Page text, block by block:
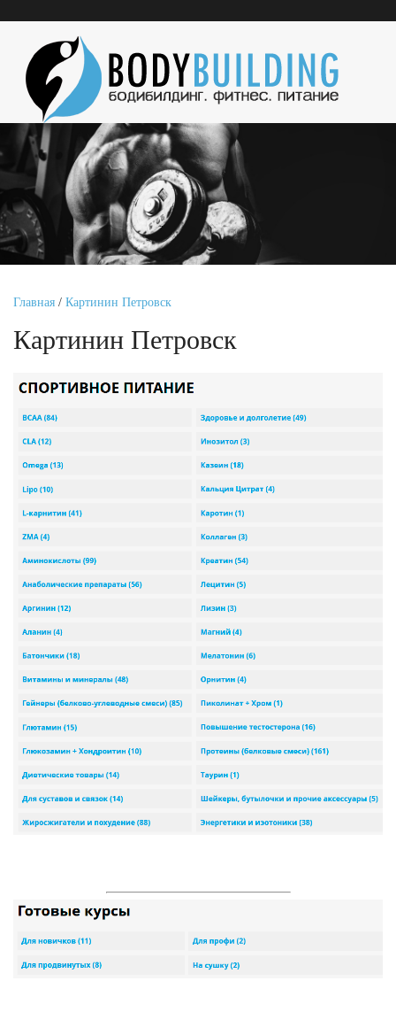
Главная / Картинин Петровск
Картинин Петровск